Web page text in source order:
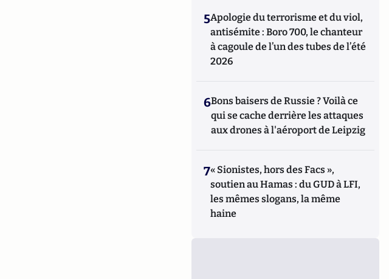
5Apologie du terrorisme et du viol,
antisémite : Boro 700, le chanteur
à cagoule de l’un des tubes de l’été
2026
6Bons baisers de Russie ? Voilà ce
qui se cache derrière les attaques
aux drones à l'aéroport de Leipzig
7« Sionistes, hors des Facs »,
soutien au Hamas : du GUD à LFI,
les mêmes slogans, la même
haine